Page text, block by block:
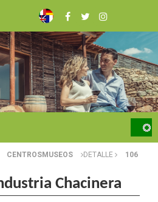
CENTROSMUSEOS DETALLE 106
Chacinera